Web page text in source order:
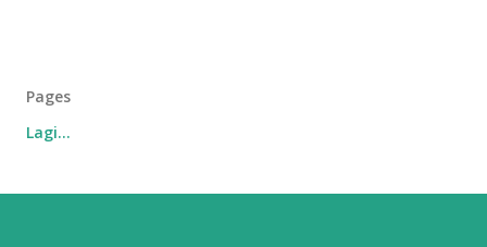
Pages
Lagi…